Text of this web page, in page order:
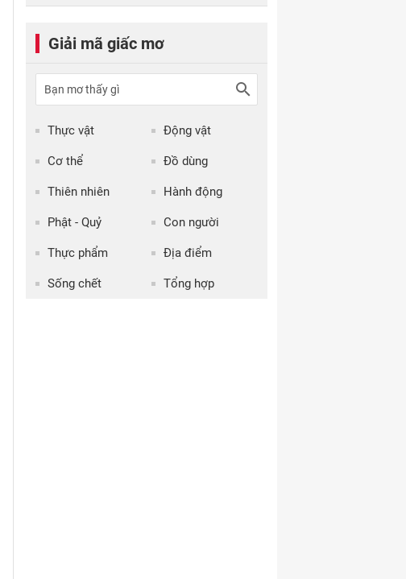
Giải mã giấc mơ
Thực vật Động vật
Cơ thể Đồ dùng
Thiên nhiên Hành động
Phật - Quỷ Con người
Thực phẩm Địa điểm
Sống chết Tổng hợp